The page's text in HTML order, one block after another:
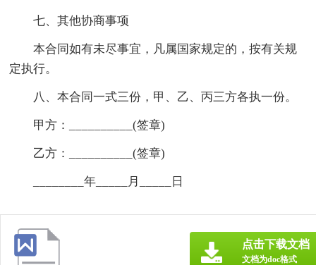
七、其他协商事项
本合同如有未尽事宜，凡属国家规定的，按有关规
定执行。
八、本合同一式三份，甲、乙、丙三方各执一份。
甲方：__________(签章)
乙方：__________(签章)
________年_____月_____日
点击下载文档
文档为doc格式